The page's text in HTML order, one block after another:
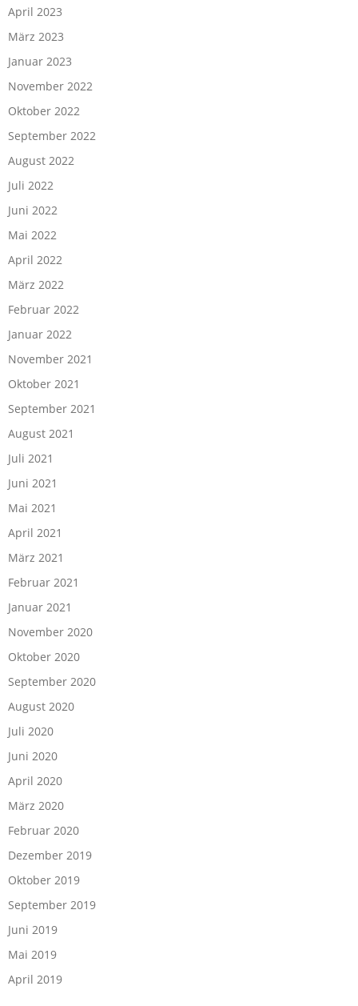
April 2023
März 2023
Januar 2023
November 2022
Oktober 2022
September 2022
August 2022
Juli 2022
Juni 2022
Mai 2022
April 2022
März 2022
Februar 2022
Januar 2022
November 2021
Oktober 2021
September 2021
August 2021
Juli 2021
Juni 2021
Mai 2021
April 2021
März 2021
Februar 2021
Januar 2021
November 2020
Oktober 2020
September 2020
August 2020
Juli 2020
Juni 2020
April 2020
März 2020
Februar 2020
Dezember 2019
Oktober 2019
September 2019
Juni 2019
Mai 2019
April 2019